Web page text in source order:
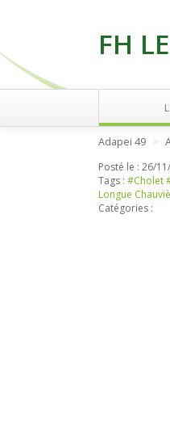
FH
Adapei 49
Posté le : 26/
Tags : #Cholet
Longue
Catégories :